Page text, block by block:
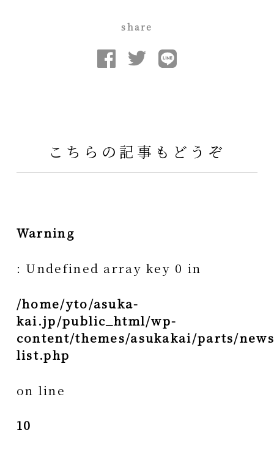
share
こちらの記事もどうぞ
Warning
: Undefined array key 0 in
/home/yto/asuka-
kai.jp/public_html/wp-
content/themes/asukakai/parts/
list.php
on line
10